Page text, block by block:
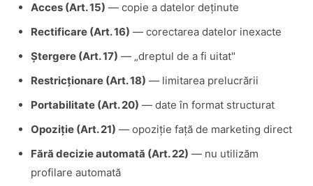
Acces (Art. 15) — copie a datelor deținute
Rectificare (Art. 16) — corectarea datelor inexacte
Ștergere (Art. 17) — „dreptul de a fi uitat"
Restricționare (Art. 18) — limitarea prelucrării
Portabilitate (Art. 20) — date în format structurat
Opoziție (Art. 21) — opoziție față de marketing direct
Fără decizie automată (Art. 22) — nu utilizăm
profilare automată